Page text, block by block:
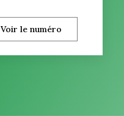
Voir le numéro